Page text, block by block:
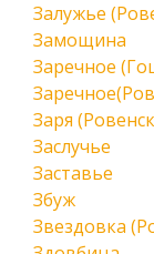
Залужье
Замощина
Заречное
Заря
Заслучье
Заставье
Збуж
Звездовка